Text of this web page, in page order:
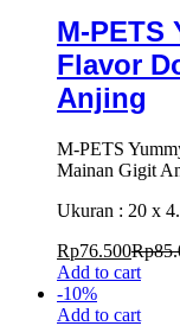
M-PETS
Flavor
Anjing
M-PETS
Mainan Gigit
Ukuran : 20 x
Rp76.500Rp
Add to cart
-10%
Add to cart